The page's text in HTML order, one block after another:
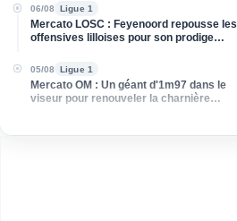
06/08 Ligue 1
Mercato LOSC : Feyenoord repousse les
offensives lilloises pour son prodige
05/08 Ligue 1
Mercato OM : Un géant d'1m97 dans le
viseur pour renouveler la charnière